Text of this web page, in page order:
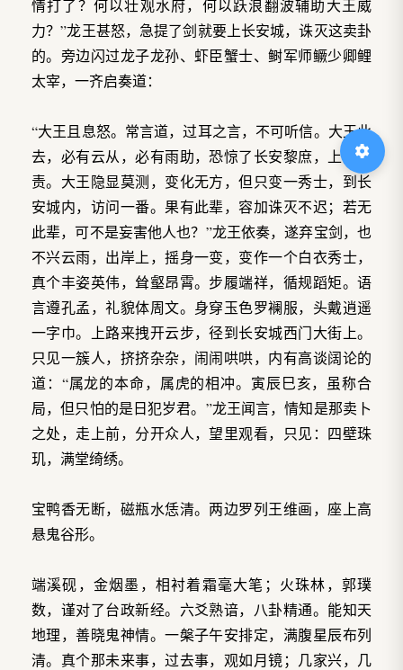
情打了？何以壮观水府，何以跃浪翻波辅助大王威
力？”龙王甚怒，急提了剑就要上长安城，诛灭这卖卦
的。旁边闪过龙子龙孙、虾臣蟹士、鲥军师鳜少卿鲤
太宰，一齐启奏道：
“大王且息怒。常言道，过耳之言，不可听信。大王此
去，必有云从，必有雨助，恐惊了长安黎庶，上天见
责。大王隐显莫测，变化无方，但只变一秀士，到长
安城内，访问一番。果有此辈，容加诛灭不迟；若无
此辈，可不是妄害他人也？”龙王依奏，遂弃宝剑，也
不兴云雨，出岸上，摇身一变，变作一个白衣秀士，
真个丰姿英伟，耸壑昂霄。步履端祥，循规蹈矩。语
言遵孔孟，礼貌体周文。身穿玉色罗襕服，头戴逍遥
一字巾。上路来拽开云步，径到长安城西门大街上。
只见一簇人，挤挤杂杂，闹闹哄哄，内有高谈阔论的
道：“属龙的本命，属虎的相冲。寅辰巳亥，虽称合
局，但只怕的是日犯岁君。”龙王闻言，情知是那卖卜
之处，走上前，分开众人，望里观看，只见：四壁珠
玑，满堂绮绣。
宝鸭香无断，磁瓶水恁清。两边罗列王维画，座上高
悬鬼谷形。
端溪砚，金烟墨，相衬着霜毫大笔；火珠林，郭璞
数，谨对了台政新经。六爻熟谙，八卦精通。能知天
地理，善晓鬼神情。一槃子午安排定，满腹星辰布列
清。真个那未来事，过去事，观如月镜；几家兴，几